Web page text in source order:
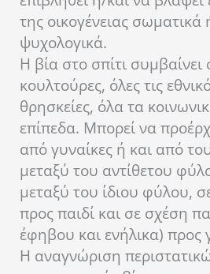
της οικογένειας σωματικά
ψυχολογικά.
Η βία στο σπίτι συμβαίνει
κουλτούρες, όλες τις
θρησκείες, όλα τα
επίπεδα. Μπορεί να
από γυναίκες ή και από
μεταξύ του αντίθετου
μεταξύ του ίδιου φύλου,
προς παιδί και σε σχέση
έφηβου και ενήλικα) προς
Η αναγνώριση